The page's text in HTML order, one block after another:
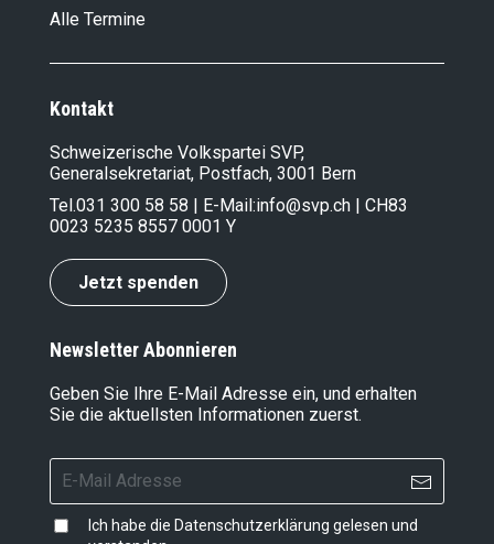
Alle Termine
Kontakt
Schweizerische Volkspartei SVP,
Generalsekretariat, Postfach, 3001 Bern
Tel.031 300 58 58 | E-Mail:info@svp.ch | CH83
0023 5235 8557 0001 Y
Jetzt spenden
Newsletter Abonnieren
Geben Sie Ihre E-Mail Adresse ein, und erhalten
Sie die aktuellsten Informationen zuerst.
Ich habe die Datenschutzerklärung gelesen und